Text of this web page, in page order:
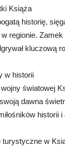
Książa
historię,
regionie.
kluczową
w historii
światowej
dawna
historii
turystyczne w